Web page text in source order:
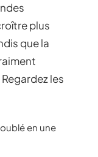
plus
que la
les
en une